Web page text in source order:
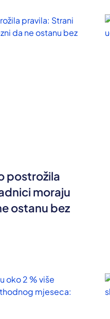
postrožila
moraju
ostanu bez